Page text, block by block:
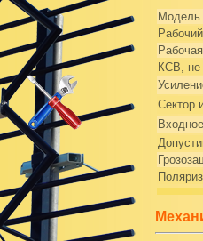
Модель
КСВ, не
Сектор